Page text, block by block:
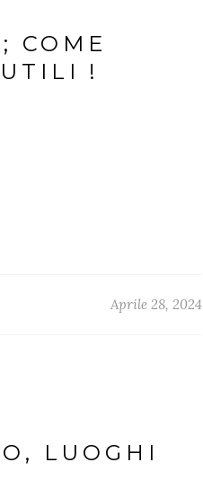
COME
!
Aprile 28, 2024
LUOGHI